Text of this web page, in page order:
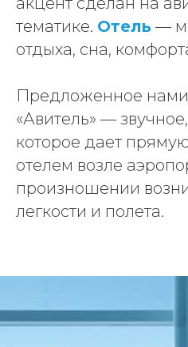
тематике. Отель —
отдыха, сна,
Предложенное нами
«Авитель» —
которое дает
отелем возле
произношении
легкости и полета.